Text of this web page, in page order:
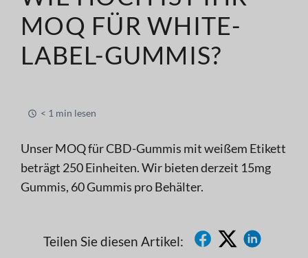
MOQ FÜR WHITE-
LABEL-GUMMIS?
< 1 min lesen
Unser MOQ für CBD-Gummis mit weißem Etikett
beträgt 250 Einheiten. Wir bieten derzeit 15mg
Gummis, 60 Gummis pro Behälter.
Teilen Sie diesen Artikel: